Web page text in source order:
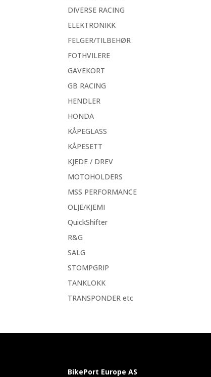
DIVERSE RACING
ELEKTRONIKK
FELGER/TILBEHØR
FOTHVILERE
GAVEKORT
GB RACING
HENDLER
HONDA
KÅPEGLASS
KÅPESETT
KJEDE / DREV
MOTOHOLDERS
MSS PERFORMANCE
OLJE/KJEMI
QuickShifter
R&G
SALG
STOMPGRIP
TANKLOKK
TRANSPONDER etc
BikePort Europe AS